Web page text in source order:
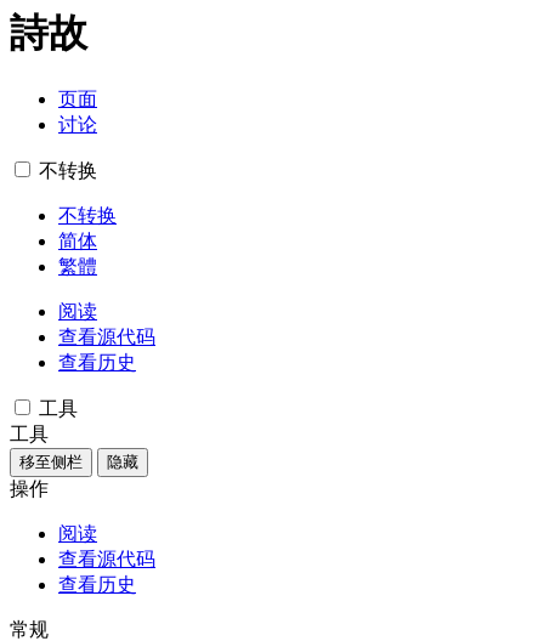
詩故
页面
讨论
不转换
不转换
简体
繁體
阅读
查看源代码
查看历史
工具
工具
移至侧栏 隐藏
操作
阅读
查看源代码
查看历史
常规